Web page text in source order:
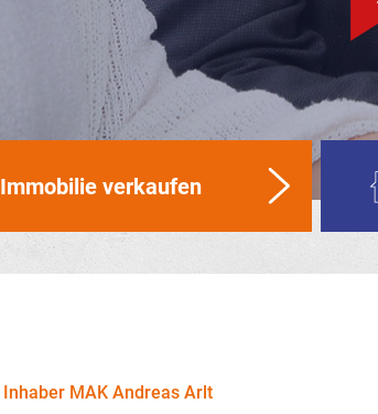
Immobilie verkaufen
Inhaber MAK Andreas Arlt